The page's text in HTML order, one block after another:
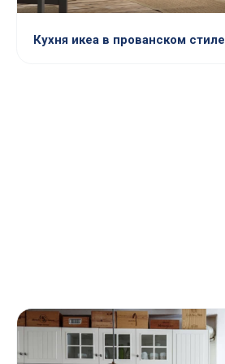
Кухня икеа в прованском стиле